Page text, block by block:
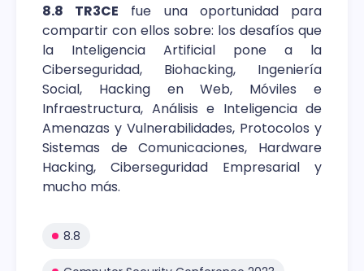
8.8 TR3CE fue una oportunidad para
compartir con ellos sobre: los desafíos que
la Inteligencia Artificial pone a la
Ciberseguridad, Biohacking, Ingeniería
Social, Hacking en Web, Móviles e
Infraestructura, Análisis e Inteligencia de
Amenazas y Vulnerabilidades, Protocolos y
Sistemas de Comunicaciones, Hardware
Hacking, Ciberseguridad Empresarial y
mucho más.
8.8